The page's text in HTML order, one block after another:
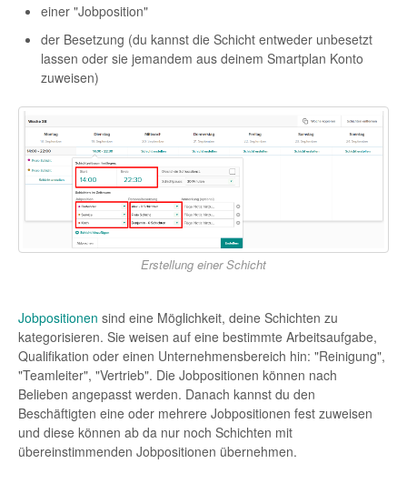
einer "Jobposition"
der Besetzung (du kannst die Schicht entweder unbesetzt
lassen oder sie jemandem aus deinem Smartplan Konto
zuweisen)
Erstellung einer Schicht
Jobpositionen sind eine Möglichkeit, deine Schichten zu
kategorisieren. Sie weisen auf eine bestimmte Arbeitsaufgabe,
Qualifikation oder einen Unternehmensbereich hin: "Reinigung",
"Teamleiter", "Vertrieb". Die Jobpositionen können nach
Belieben angepasst werden. Danach kannst du den
Beschäftigten eine oder mehrere Jobpositionen fest zuweisen
und diese können ab da nur noch Schichten mit
übereinstimmenden Jobpositionen übernehmen.